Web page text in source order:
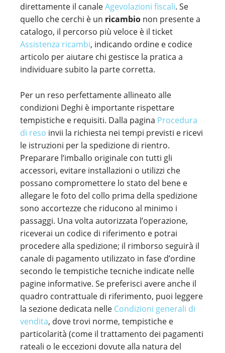
direttamente il canaleAgevolazioni fiscali. Se
quello che cerchi è un ricambio non presente a
catalogo, il percorso più veloce è il ticket
Assistenza ricambi, indicando ordine e codice
articolo per aiutare chi gestisce la pratica a
individuare subito la parte corretta.
Per un reso perfettamente allineato alle
condizioni Deghi è importante rispettare
tempistiche e requisiti. Dalla pagina Procedura
di reso invii la richiesta nei tempi previsti e ricevi
le istruzioni per la spedizione di rientro.
Preparare l’imballo originale con tutti gli
accessori, evitare installazioni o utilizzi che
possano compromettere lo stato del bene e
allegare le foto del collo prima della spedizione
sono accortezze che riducono al minimo i
passaggi. Una volta autorizzata l’operazione,
riceverai un codice di riferimento e potrai
procedere alla spedizione; il rimborso seguirà il
canale di pagamento utilizzato in fase d’ordine
secondo le tempistiche tecniche indicate nelle
pagine informative. Se preferisci avere anche il
quadro contrattuale di riferimento, puoi leggere
la sezione dedicata nelle Condizioni generali di
vendita, dove trovi norme, tempistiche e
particolarità (come il trattamento dei pagamenti
rateali o le eccezioni dovute alla natura del